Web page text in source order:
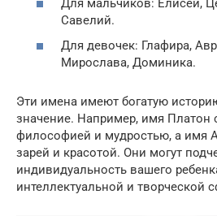
Савелий.
Для девочек: Глафира,
Мирослава, Доминика.
Эти имена имеют богатую
значение. Например, имя Платон
философией и мудростью, а имя
зарей и красотой. Они могут
индивидуальность вашего
интеллектуальной и творческой